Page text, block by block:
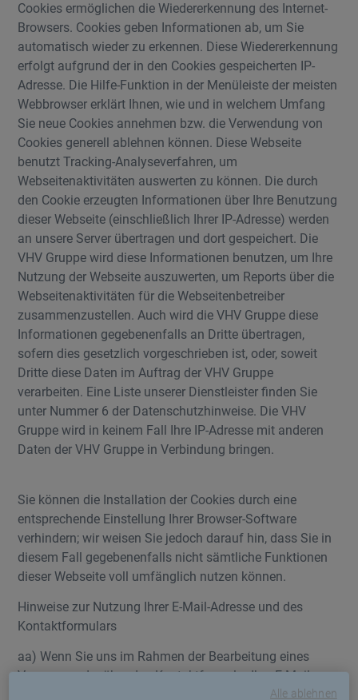
Cookies ermöglichen die Wiedererkennung des Internet-
Browsers. Cookies geben Informationen ab, um Sie
automatisch wieder zu erkennen. Diese Wiedererkennung
erfolgt aufgrund der in den Cookies gespeicherten IP-
Adresse. Die Hilfe-Funktion in der Menüleiste der meisten
Webbrowser erklärt Ihnen, wie und in welchem Umfang
Sie neue Cookies annehmen bzw. die Verwendung von
Cookies generell ablehnen können. Diese Webseite
benutzt Tracking-Analyseverfahren, um
Webseitenaktivitäten auswerten zu können. Die durch
den Cookie erzeugten Informationen über Ihre Benutzung
dieser Webseite (einschließlich Ihrer IP-Adresse) werden
an unsere Server übertragen und dort gespeichert. Die
VHV Gruppe wird diese Informationen benutzen, um Ihre
Nutzung der Webseite auszuwerten, um Reports über die
Webseitenaktivitäten für die Webseitenbetreiber
zusammenzustellen. Auch wird die VHV Gruppe diese
Informationen gegebenenfalls an Dritte übertragen,
sofern dies gesetzlich vorgeschrieben ist, oder, soweit
Dritte diese Daten im Auftrag der VHV Gruppe
verarbeiten. Eine Liste unserer Dienstleister finden Sie
unter Nummer 6 der Datenschutzhinweise. Die VHV
Gruppe wird in keinem Fall Ihre IP-Adresse mit anderen
Daten der VHV Gruppe in Verbindung bringen.
Sie können die Installation der Cookies durch eine
entsprechende Einstellung Ihrer Browser-Software
verhindern; wir weisen Sie jedoch darauf hin, dass Sie in
diesem Fall gegebenenfalls nicht sämtliche Funktionen
dieser Webseite voll umfänglich nutzen können.
Hinweise zur Nutzung Ihrer E-Mail-Adresse und des
Kontaktformulars
aa) Wenn Sie uns im Rahmen der Bearbeitung eines
Vorgangs oder über das Kontaktformular Ihre E-Mail-
Adresse zur Kenntnis bringen, speichern wir diese und
Alle ablehnen